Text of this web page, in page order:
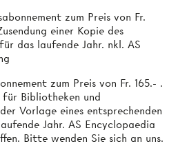
zum Preis von Fr.
einer Kopie des
das laufende Jahr. nkl. AS
Bibliotheken und
Vorlage eines entsprechenden
Jahr. AS Encyclopaedia
Bitte wenden Sie sich an uns.